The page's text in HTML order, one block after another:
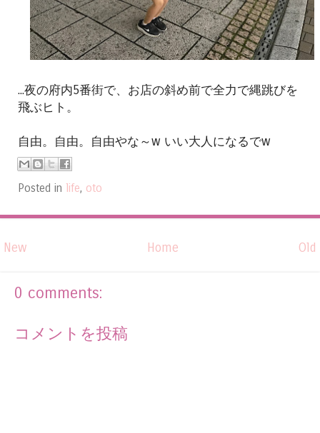
...夜の府内5番街で、お店の斜め前で全力で縄跳びを
飛ぶヒト。
自由。自由。自由やな～w いい大人になるでw
Posted in life, oto
New Old
Home
0 comments:
コメントを投稿